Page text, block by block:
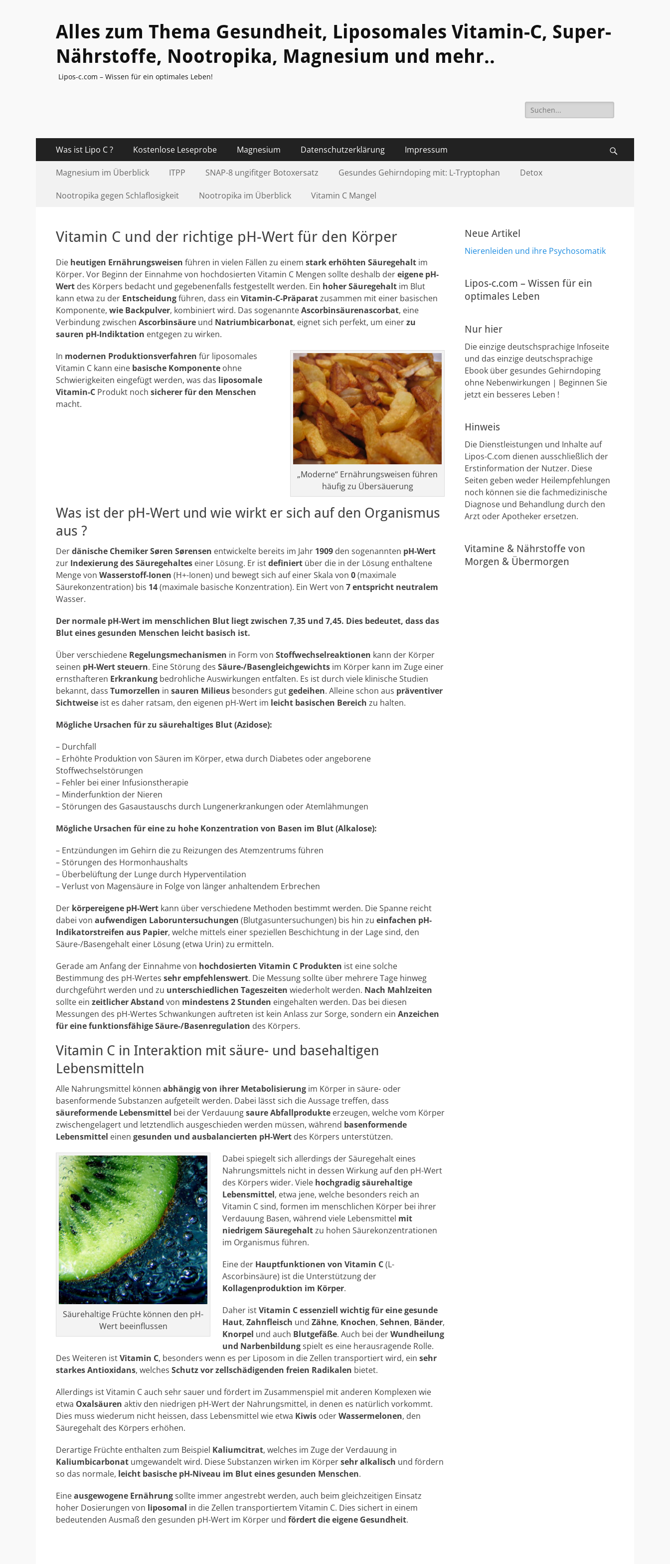
Alles zum Thema Gesundheit, Liposomales Vitamin-C, Super-
Nährstoffe, Nootropika, Magnesium und mehr..
Lipos-c.com – Wissen für ein optimales Leben!
Suche
nach:
Primäres
Menü
Inhalt
springen
Was ist Lipo C ? Kostenlose Leseprobe Magnesium Datenschutzerklärung Impressum
Sekundär-
Inhalt
springen
Magnesium im Überblick ITPP SNAP-8 ungifitger Botoxersatz Gesundes Gehirndoping mit: L-Tryptophan Detox
Nootropika gegen Schlaflosigkeit Nootropika im Überblick Vitamin C Mangel
Vitamin C und der richtige pH-Wert für den Körper
Die heutigen Ernährungsweisen führen in vielen Fällen zu einem stark erhöhten Säuregehalt im
Körper. Vor Beginn der Einnahme von hochdosierten Vitamin C Mengen sollte deshalb dereigene pH-
Wert des Körpers bedacht und gegebenenfalls festgestellt werden. Ein hoher Säuregehalt im Blut
kann etwa zu der Entscheidungführen, dass ein Vitamin-C-Präparatzusammen mit einer basischen
Komponente, wie Backpulver, kombiniert wird. Das sogenannteAscorbinsäurenascorbat, eine
Verbindung zwischen Ascorbinsäure und Natriumbicarbonat, eignet sich perfekt, um einerzu
sauren pH-Indiktation entgegen zu wirken.
„Moderne“ Ernährungsweisen führen
häufig zu Übersäuerung
In modernen Produktionsverfahren für liposomales
Vitamin C kann eine basische Komponente ohne
Schwierigkeiten eingefügt werden, was das liposomale
Vitamin-C Produkt noch sicherer für den Menschen
macht.
Was ist der pH-Wert und wie wirkt er sich auf den Organismus
aus ?
Derdänische Chemiker Søren Sørensen entwickelte bereits im Jahr 1909 den sogenannten pH-Wert
zur Indexierung des Säuregehaltes einer Lösung. Er istdefiniert über die in der Lösung enthaltene
Menge von Wasserstoff-Ionen (H+-Ionen) und bewegt sich auf einer Skala von 0(maximale
Säurekonzentration) bis 14(maximale basische Konzentration). Ein Wert von 7 entspricht neutralem
Wasser.
Der normale pH-Wert im menschlichen Blut liegt zwischen 7,35 und 7,45. Dies bedeutet, dass das
Blut eines gesunden Menschen leicht basisch ist.
Über verschiedene Regelungsmechanismen in Form von Stoffwechselreaktionen kann der Körper
seinen pH-Wert steuern. Eine Störung des Säure-/Basengleichgewichts im Körper kann im Zuge einer
ernsthafteren Erkrankung bedrohliche Auswirkungen entfalten. Es ist durch viele klinische Studien
bekannt, dass Tumorzellen in sauren Milieus besonders gutgedeihen. Alleine schon aus präventiver
Sichtweise ist es daher ratsam, den eigenen pH-Wert im leicht basischen Bereich zu halten.
Mögliche Ursachen für zu säurehaltiges Blut (Azidose):
– Durchfall
– Erhöhte Produktion von Säuren im Körper, etwa durch Diabetes oder angeborene
Stoffwechselstörungen
– Fehler bei einer Infusionstherapie
– Minderfunktion der Nieren
– Störungen des Gasaustauschs durch Lungenerkrankungen oder Atemlähmungen
Mögliche Ursachen für eine zu hohe Konzentration von Basen im Blut (Alkalose):
– Entzündungen im Gehirn die zu Reizungen des Atemzentrums führen
– Störungen des Hormonhaushalts
– Überbelüftung der Lunge durch Hyperventilation
– Verlust von Magensäure in Folge von länger anhaltendem Erbrechen
Der körpereigene pH-Wert kann über verschiedene Methoden bestimmt werden. Die Spanne reicht
dabei von aufwendigen Laboruntersuchungen (Blutgasuntersuchungen) bis hin zu einfachen pH-
Indikatorstreifen aus Papier, welche mittels einer speziellen Beschichtung in der Lage sind, den
Säure-/Basengehalt einer Lösung (etwa Urin) zu ermitteln.
Gerade am Anfang der Einnahme von hochdosierten Vitamin C Produkten ist eine solche
Bestimmung des pH-Wertes sehr empfehlenswert. Die Messung sollte über mehrere Tage hinweg
durchgeführt werden und zu unterschiedlichen Tageszeiten wiederholt werden. Nach Mahlzeiten
sollte ein zeitlicher Abstand von mindestens 2 Stunden eingehalten werden. Das bei diesen
Messungen des pH-Wertes Schwankungen auftreten ist kein Anlass zur Sorge, sondern ein Anzeichen
für eine funktionsfähige Säure-/Basenregulation des Körpers.
Vitamin C in Interaktion mit säure- und basehaltigen
Lebensmitteln
Alle Nahrungsmittel können abhängig von ihrer Metabolisierung im Körper in säure- oder
basenformende Substanzen aufgeteilt werden. Dabei lässt sich die Aussage treffen, dass
säureformende Lebensmittel bei der Verdauungsaure Abfallprodukte erzeugen, welche vom Körper
zwischengelagert und letztendlich ausgeschieden werden müssen, während basenformende
Lebensmittel einen gesunden und ausbalancierten pH-Wert des Körpers unterstützen.
Säurehaltige Früchte können den pH-
Wert beeinflussen
Dabei spiegelt sich allerdings der Säuregehalt eines
Nahrungsmittels nicht in dessen Wirkung auf den pH-Wert
des Körpers wider. Viele hochgradig säurehaltige
Lebensmittel, etwa jene, welche besonders reich an
Vitamin C sind, formen im menschlichen Körper bei ihrer
Verdauung Basen, während viele Lebensmittel mit
niedrigem Säuregehaltzu hohen Säurekonzentrationen
im Organismus führen.
Eine der Hauptfunktionen von Vitamin C(L-
Ascorbinsäure) ist die Unterstützung der
Kollagenproduktion im Körper.
Daher istVitamin C essenziell wichtig für eine gesunde
Haut, Zahnfleisch und Zähne, Knochen, Sehnen, Bänder,
Knorpel und auch Blutgefäße. Auch bei derWundheilung
und Narbenbildungspielt es eine herausragende Rolle.
Des Weiteren istVitamin C, besonders wenn es per Liposom in die Zellen transportiert wird, ein sehr
starkes Antioxidans, welches Schutz vorzellschädigenden freien Radikalen bietet.
Allerdings ist Vitamin C auch sehr sauer und fördert im Zusammenspiel mit anderen Komplexen wie
etwa Oxalsäuren aktiv den niedrigen pH-Wert der Nahrungsmittel, in denen es natürlich vorkommt.
Dies muss wiederum nicht heissen, dass Lebensmittel wie etwa Kiwis oderWassermelonen, den
Säuregehalt des Körpers erhöhen.
Derartige Früchte enthalten zum Beispiel Kaliumcitrat, welches im Zuge der Verdauung in
Kaliumbicarbonat umgewandelt wird. Diese Substanzen wirken im Körpersehr alkalisch und fördern
so das normale, leicht basische pH-Niveau im Blut eines gesunden Menschen.
Eineausgewogene Ernährungsollte immer angestrebt werden, auch beim gleichzeitigen Einsatz
hoher Dosierungen von liposomal in die Zellen transportiertem Vitamin C. Dies sichert in einem
bedeutenden Ausmaß den gesunden pH-Wert im Körper und fördert die eigene Gesundheit.
Neue Artikel
Nierenleiden und ihre Psychosomatik
Lipos-c.com – Wissen für ein
optimales Leben
Nur hier
Die einzige deutschsprachige Infoseite
und das einzige deutschsprachige
Ebook über gesundes Gehirndoping
ohne Nebenwirkungen | Beginnen Sie
jetzt ein besseres Leben !
Hinweis
Die Dienstleistungen und Inhalte auf
Lipos-C.com dienen ausschließlich der
Erstinformation der Nutzer. Diese
Seiten geben weder Heilempfehlungen
noch können sie die fachmedizinische
Diagnose und Behandlung durch den
Arzt oder Apotheker ersetzen.
Vitamine & Nährstoffe von
Morgen & Übermorgen